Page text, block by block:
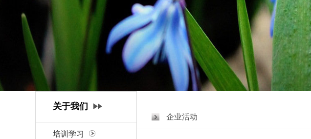
关于我们
培训学习
企业活动